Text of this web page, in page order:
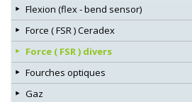
Flexion (flex - bend sensor)
Force ( FSR ) Ceradex
Force ( FSR ) divers
Fourches optiques
Gaz